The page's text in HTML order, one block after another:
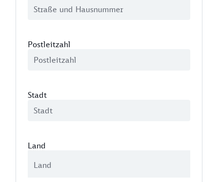
Postleitzahl
Stadt
Land